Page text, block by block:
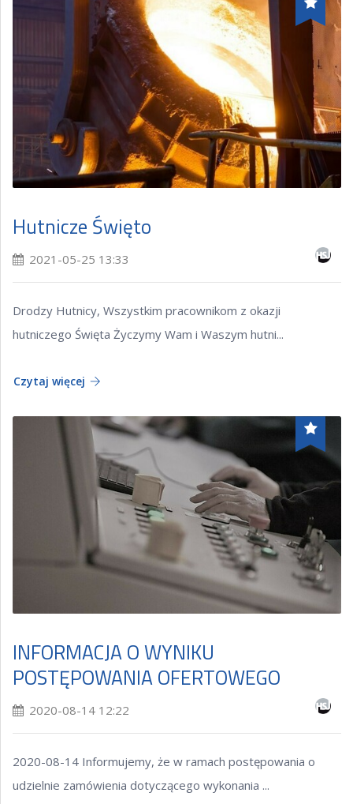
Hutnicze Święto
2021-05-25 13:33
Drodzy Hutnicy, Wszystkim pracownikom z okazji
hutniczego Święta Życzymy Wam i Waszym hutni...
Czytaj więcej
INFORMACJA O WYNIKU
POSTĘPOWANIA OFERTOWEGO
2020-08-14 12:22
2020-08-14 Informujemy, że w ramach postępowania o
udzielnie zamówienia dotyczącego wykonania ...